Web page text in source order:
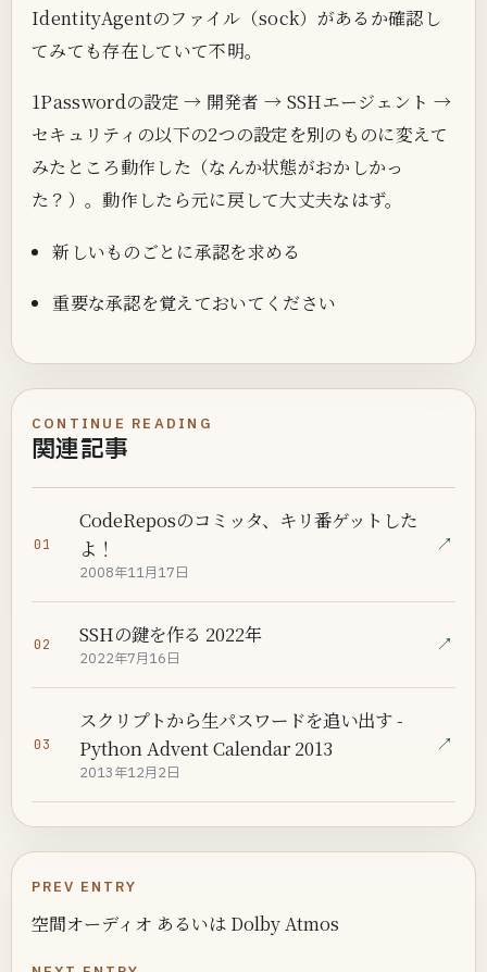
IdentityAgentのファイル（sock）があるか確認し
てみても存在していて不明。
1Passwordの設定 → 開発者 → SSHエージェント →
セキュリティの以下の2つの設定を別のものに変えて
みたところ動作した（なんか状態がおかしかっ
た？）。動作したら元に戻して大丈夫なはず。
新しいものごとに承認を求める
重要な承認を覚えておいてください
CONTINUE READING
関連記事
01
CodeReposのコミッタ、キリ番ゲットした
よ！
2008年11月17日
↗
02 SSHの鍵を作る 2022年
2022年7月16日
↗
03
スクリプトから生パスワードを追い出す -
Python Advent Calendar 2013
2013年12月2日
↗
PREV ENTRY
空間オーディオ あるいは Dolby Atmos